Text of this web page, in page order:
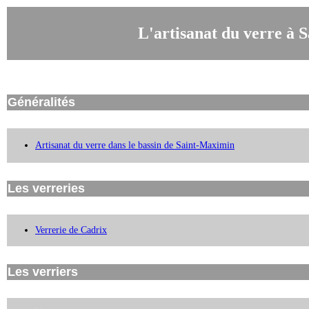
L'artisanat du verre à
Généralités
Artisanat du verre dans le bassin de Saint-Maximin
Les verreries
Verrerie de Cadrix
Les verriers